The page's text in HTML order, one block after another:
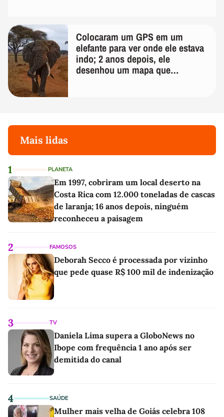
Colocaram um GPS em um
elefante para ver onde ele estava
indo; 2 anos depois, ele
desenhou um mapa que
Mais lidas
1 PLANETA
Em 1997, cobriram um local deserto na
Costa Rica com 12.000 toneladas de cascas
de laranja; 16 anos depois, ninguém
reconheceu a paisagem
2 FAMOSOS
Deborah Secco é processada por vizinho
que pede quase R$ 100 mil de indenização
3 TV
Daniela Lima supera a GloboNews no
Ibope com frequência 1 ano após ser
demitida do canal
4 SAÚDE
Mulher mais velha de Goiás celebra 108